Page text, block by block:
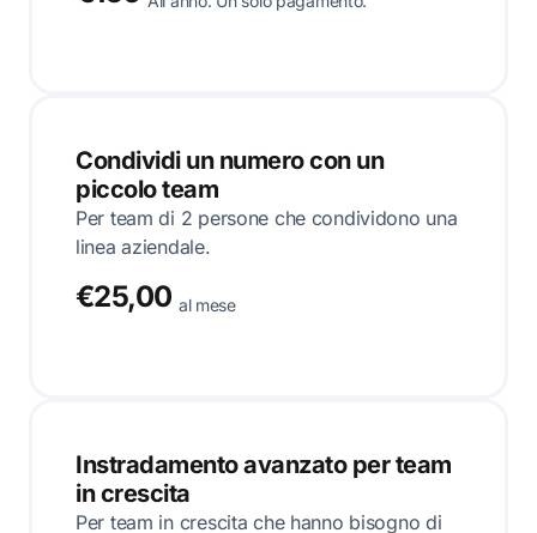
Condividi un numero con un
piccolo team
Per team di 2 persone che condividono una
linea aziendale.
€25,00 al mese
Instradamento avanzato per team
in crescita
Per team in crescita che hanno bisogno di